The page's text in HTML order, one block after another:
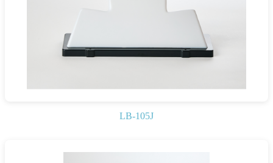
LB-105J